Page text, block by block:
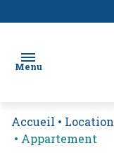
Menu
chercher
Accueil Location
Appartement